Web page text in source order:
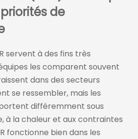
de
servent à des fins très
les comparent souvent
dans des secteurs
se ressembler, mais les
différemment sous
à la chaleur et aux contraintes
fonctionne bien dans les